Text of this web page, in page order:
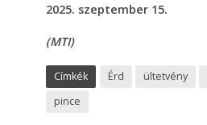
2025. szeptember 15.
(MTI)
Címkék Érd ültetvény
pince